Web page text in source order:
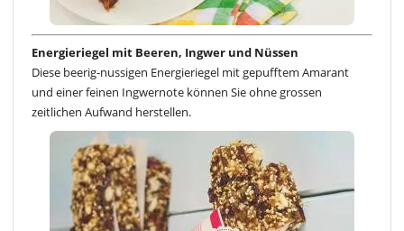
Energieriegel mit Beeren, Ingwer und Nüssen
Diese beerig-nussigen Energieriegel mit gepufftem Amarant
und einer feinen Ingwernote können Sie ohne grossen
zeitlichen Aufwand herstellen.